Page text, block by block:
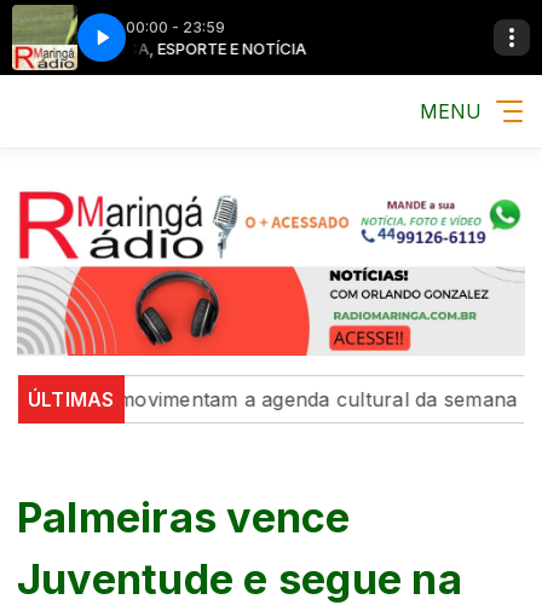
00:00 - 23:59
MÚSICA, ESPORTE E NOTÍCIA MÚSICA,
MENU
ÚLTIMAS
movimentam a agenda cultural da semana
Palmeiras vence
Juventude e segue na